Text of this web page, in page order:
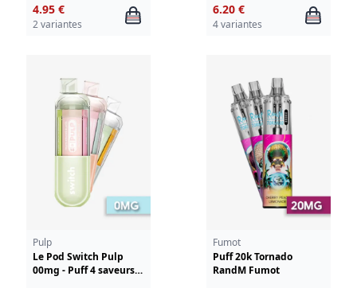
4.95 €
2 variantes
6.20 €
4 variantes
Pulp
Le Pod Switch Pulp
00mg - Puff 4 saveurs
Fumot
Puff 20k Tornado
RandM Fumot